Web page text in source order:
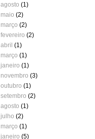
agosto (1)
maio (2)
março (2)
fevereiro (2)
abril (1)
março (1)
janeiro (1)
novembro (3)
outubro (1)
setembro (2)
agosto (1)
julho (2)
março (1)
janeiro (5)